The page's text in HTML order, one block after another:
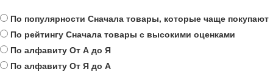
По популярности Сначала товары, которые чаще покупают
По рейтингу Сначала товары с высокими оценками
По алфавиту От А до Я
По алфавиту От Я до А